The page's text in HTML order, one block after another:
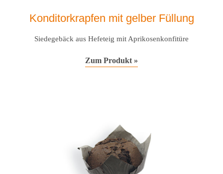
Konditorkrapfen mit gelber Füllung
Siedegebäck aus Hefeteig mit Aprikosenkonfitüre
Zum Produkt »